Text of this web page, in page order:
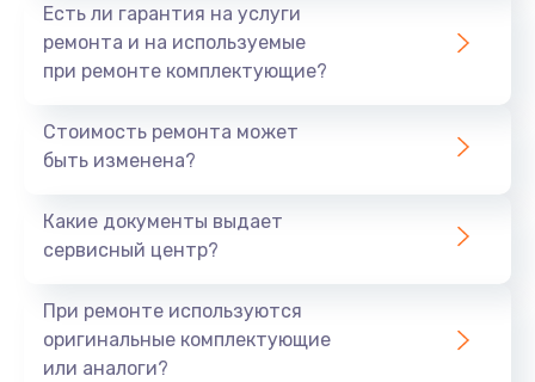
Есть ли гарантия на услуги
ремонта и на используемые
при ремонте комплектующие?
Стоимость ремонта может
быть изменена?
Какие документы выдает
сервисный центр?
При ремонте используются
оригинальные комплектующие
или аналоги?